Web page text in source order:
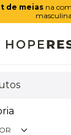
de meiasna